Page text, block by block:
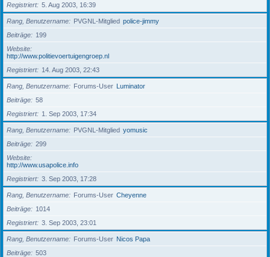
Registriert
5. Aug 2003, 16:39
Rang, Benutzername PVGNL-Mitglied police-jimmy
Beiträge
199
Website
http://www.politievoertuigengroep.nl
Registriert
14. Aug 2003, 22:43
Rang, Benutzername Forums-User Luminator
Beiträge
58
Registriert
1. Sep 2003, 17:34
Rang, Benutzername PVGNL-Mitglied yomusic
Beiträge
299
Website
http://www.usapolice.info
Registriert
3. Sep 2003, 17:28
Rang, Benutzername Forums-User Cheyenne
Beiträge
1014
Registriert
3. Sep 2003, 23:01
Rang, Benutzername Forums-User Nicos Papa
Beiträge
503